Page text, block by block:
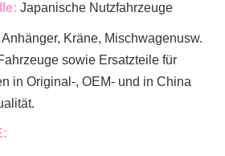
Japanische Nutzfahrzeuge
Kräne, Mischwagenusw.
sowie Ersatzteile für
in Original-, OEM- und in China